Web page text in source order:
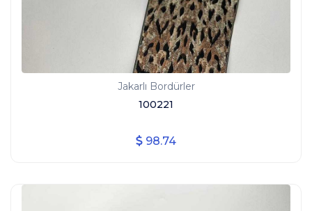
Jakarlı Bordürler
100221
98.74